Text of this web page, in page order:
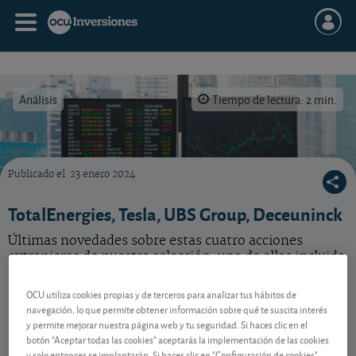
Análisis Tiempo de lectura: 2 min.
Últimas noticias para invertir bien en bolsa sobre estas acciones: TotalEnergies, Tesla,
Publicado el 23 enero 2024
TotalEnergies, Tesla, UBS Group, Deceuninck
Últimas novedades sobre estas cuatro acciones
extranjeras de nuestra selección, una de ellas incluida
hacer con cada una de ellas.
Contenido reservado a SOCIOS
OCU utiliza cookies propias y de terceros para analizar tus hábitos de
navegación, lo que permite obtener información sobre qué te suscita interés
y permite mejorar nuestra página web y tu seguridad. Si haces clic en el
botón "Aceptar todas las cookies" aceptarás la implementación de las cookies